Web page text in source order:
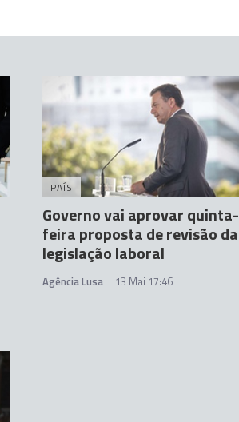
PAÍS
Governo vai aprovar quinta-
feira proposta de revisão da
legislação laboral
Agência Lusa 13 Mai 17:46